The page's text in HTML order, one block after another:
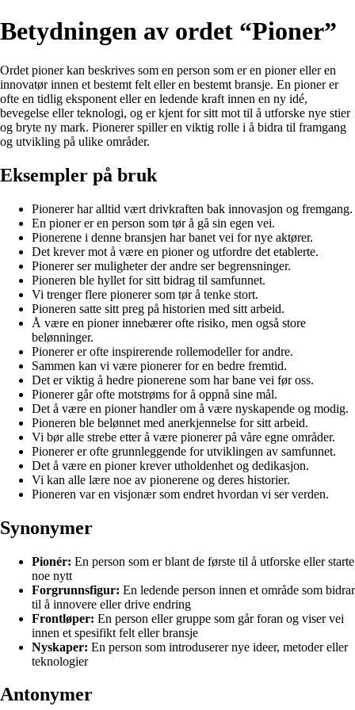
Betydningen av ordet “Pioner”
Ordet pioner kan beskrives som en person som er en pioner eller en
innovatør innen et bestemt felt eller en bestemt bransje. En pioner er
ofte en tidlig eksponent eller en ledende kraft innen en ny idé,
bevegelse eller teknologi, og er kjent for sitt mot til å utforske nye stier
og bryte ny mark. Pionerer spiller en viktig rolle i å bidra til framgang
og utvikling på ulike områder.
Eksempler på bruk
Pionerer har alltid vært drivkraften bak innovasjon og fremgang.
En pioner er en person som tør å gå sin egen vei.
Pionerene i denne bransjen har banet vei for nye aktører.
Det krever mot å være en pioner og utfordre det etablerte.
Pionerer ser muligheter der andre ser begrensninger.
Pioneren ble hyllet for sitt bidrag til samfunnet.
Vi trenger flere pionerer som tør å tenke stort.
Pioneren satte sitt preg på historien med sitt arbeid.
Å være en pioner innebærer ofte risiko, men også store
belønninger.
Pionerer er ofte inspirerende rollemodeller for andre.
Sammen kan vi være pionerer for en bedre fremtid.
Det er viktig å hedre pionerene som har bane vei før oss.
Pionerer går ofte motstrøms for å oppnå sine mål.
Det å være en pioner handler om å være nyskapende og modig.
Pioneren ble belønnet med anerkjennelse for sitt arbeid.
Vi bør alle strebe etter å være pionerer på våre egne områder.
Pionerer er ofte grunnleggende for utviklingen av samfunnet.
Det å være en pioner krever utholdenhet og dedikasjon.
Vi kan alle lære noe av pionerene og deres historier.
Pioneren var en visjonær som endret hvordan vi ser verden.
Synonymer
Pionér: En person som er blant de første til å utforske eller starte
noe nytt
Forgrunnsfigur: En ledende person innen et område som bidrar
til å innovere eller drive endring
Frontløper: En person eller gruppe som går foran og viser vei
innen et spesifikt felt eller bransje
Nyskaper: En person som introduserer nye ideer, metoder eller
teknologier
Antonymer